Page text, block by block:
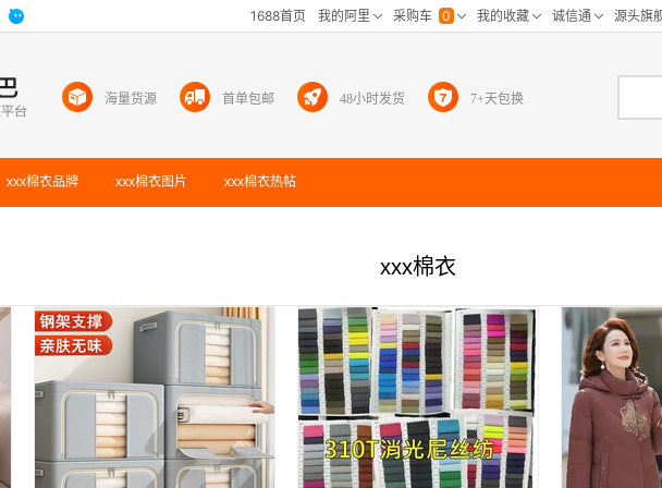
海量货源 首单包邮 48小时发货 7+天包换
xxx棉衣品牌 xxx棉衣图片 xxx棉衣热帖
xxx棉衣